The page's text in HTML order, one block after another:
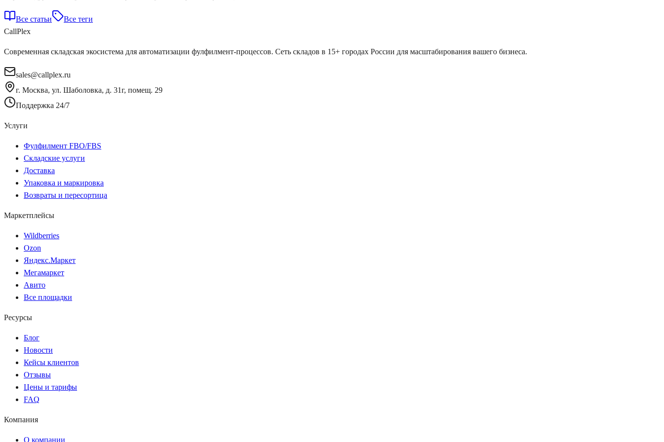
Все статьи
Все теги
CallPlex
Современная складская экосистема для автоматизации фулфилмент-процессов. Сеть складов в 15+ городах России для масштабирования вашего бизнеса.
sales@callplex.ru
г. Москва, ул. Шаболовка, д. 31г, помещ. 29
Поддержка 24/7
Услуги
Фулфилмент FBO/FBS
Складские услуги
Доставка
Упаковка и маркировка
Возвраты и пересортица
Маркетплейсы
Wildberries
Ozon
Яндекс.Маркет
Мегамаркет
Авито
Все площадки
Ресурсы
Блог
Новости
Кейсы клиентов
Отзывы
Цены и тарифы
FAQ
Компания
О компании